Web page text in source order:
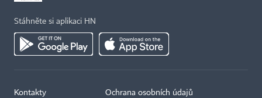
Stáhněte si aplikaci HN
Kontakty Ochrana osobních údajů